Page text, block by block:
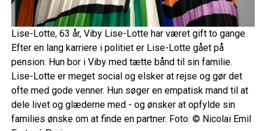
Lise-Lotte, 63 år, Viby Lise-Lotte har været gift to gange.
Efter en lang karriere i politiet er Lise-Lotte gået på
pension. Hun bor i Viby med tætte bånd til sin familie.
Lise-Lotte er meget social og elsker at rejse og gør det
ofte med gode venner. Hun søger en empatisk mand til at
dele livet og glæderne med - og ønsker at opfylde sin
families ønske om at finde en partner. Foto: © Nicolai Emil